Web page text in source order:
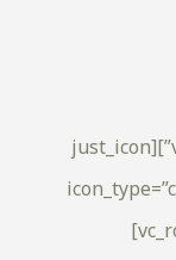
icon_link=”url:https%3A%2F%2Fwww.instagram.com%2Fnraaoman%2F|target:_blank|rel:nofollow” icon_animation=”swing”][vc_empty_space height=”5px”][just_icon